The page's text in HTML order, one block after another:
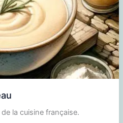
la cuisine française.